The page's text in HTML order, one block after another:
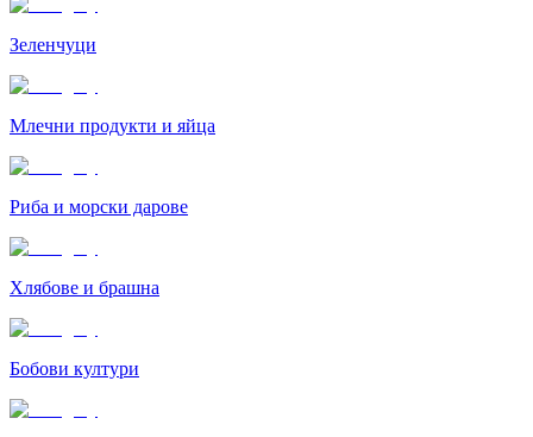
Зеленчуци
Млечни продукти и яйца
Риба и морски дарове
Хлябове и брашна
Бобови култури